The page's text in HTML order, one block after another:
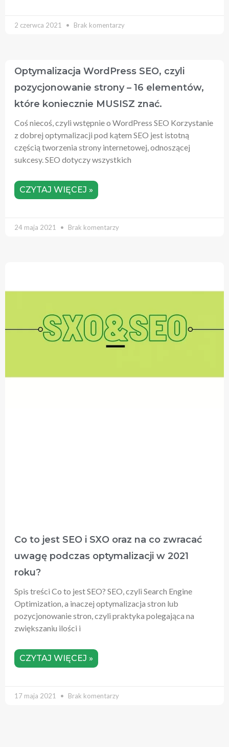
2 czerwca 2021 Brak komentarzy
Optymalizacja WordPress SEO, czyli
pozycjonowanie strony – 16 elementów,
które koniecznie MUSISZ znać.
Coś niecoś, czyli wstępnie o WordPress SEO Korzystanie
z dobrej optymalizacji pod kątem SEO jest istotną
częścią tworzenia strony internetowej, odnoszącej
sukcesy. SEO dotyczy wszystkich
CZYTAJ WIĘCEJ »
24 maja 2021 Brak komentarzy
Co to jest SEO i SXO oraz na co zwracać
uwagę podczas optymalizacji w 2021
roku?
Spis treści Co to jest SEO? SEO, czyli Search Engine
Optimization, a inaczej optymalizacja stron lub
pozycjonowanie stron, czyli praktyka polegająca na
zwiększaniu ilości i
CZYTAJ WIĘCEJ »
17 maja 2021 Brak komentarzy